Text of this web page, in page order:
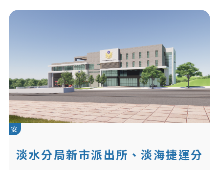
安
淡水分局新市派出所、淡海捷運分